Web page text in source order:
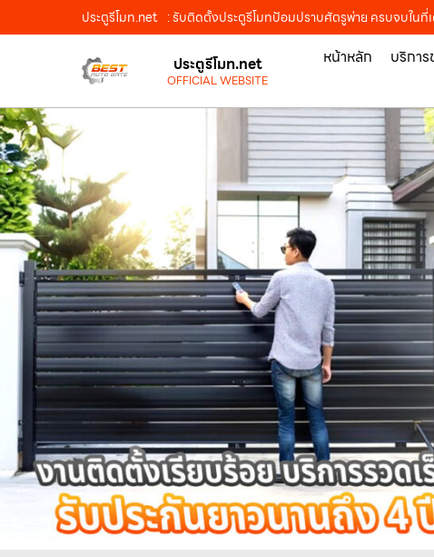
ประตูรีโมท.net : รับติดตั้งประตูรีโมทป้อมปราบศัตรูพ่าย ครบจบใน
ประตูรีโมท.net
OFFICIAL WEBSITE
หน้าหลัก บริการ